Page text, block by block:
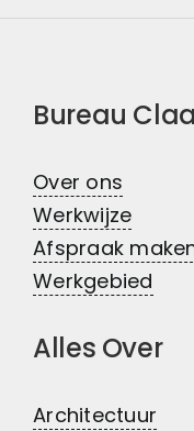
Bureau
Over ons
Werkwijze
Afspraak
Werkgebied
Alles Over
Architectuur